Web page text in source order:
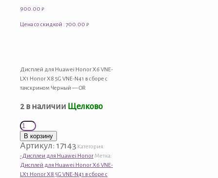
900.00 ₽
Цена со скидкой : 700.00 ₽
Дисплей для Huawei Honor X6 VNE-
LX1 Honor X8 5G VNE-N41 в сборе с
тачскрином Черный — OR
2 в наличии Щелково
Количество
товара
Дисплей
для
Huawei
Honor
В корзину
Артикул: 17143 Категория:
-Дисплеи для Huawei Honor Метка:
Дисплей для Huawei Honor X6 VNE-
LX1 Honor X8 5G VNE-N41 в сборе с